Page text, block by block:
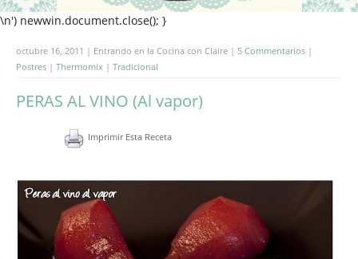
\n') newwin.document.close(); }
octubre 16, 2011 | Entrando en la Cocina con Claire | 5 Commentarios |
Postres | Thermomix | Tradicional
PERAS AL VINO (Al vapor)
Imprimir Esta Receta